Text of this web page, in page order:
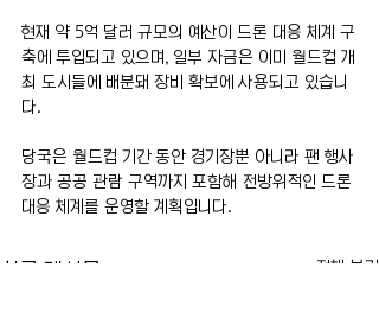
현재 약 5억 달러 규모의 예산이 드론 대응 체계 구
축에 투입되고 있으며, 일부 자금은 이미 월드컵 개
최 도시들에 배분돼 장비 확보에 사용되고 있습니
다.
당국은 월드컵 기간 동안 경기장뿐 아니라 팬 행사
장과 공공 관람 구역까지 포함해 전방위적인 드론
대응 체계를 운영할 계획입니다.
최근 게시물 전체 보기